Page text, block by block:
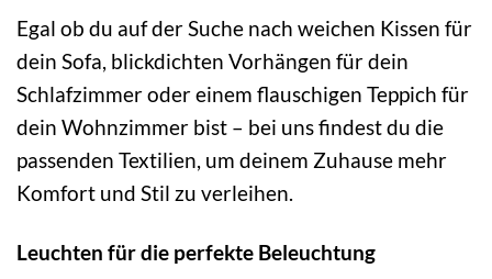
Egal ob du auf der Suche nach weichen Kissen für
dein Sofa, blickdichten Vorhängen für dein
Schlafzimmer oder einem flauschigen Teppich für
dein Wohnzimmer bist – bei uns findest du die
passenden Textilien, um deinem Zuhause mehr
Komfort und Stil zu verleihen.
Leuchten für die perfekte Beleuchtung